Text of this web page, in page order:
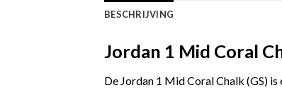
BESCHRIJVING
Jordan 1 Mid Coral
De Jordan 1 Mid Coral Chalk (GS)